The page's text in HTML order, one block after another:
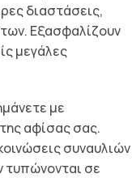
διαστάσεις,
Εξασφαλίζουν
μεγάλες
με
αφίσας σας.
συναυλιών
τυπώνονται σε